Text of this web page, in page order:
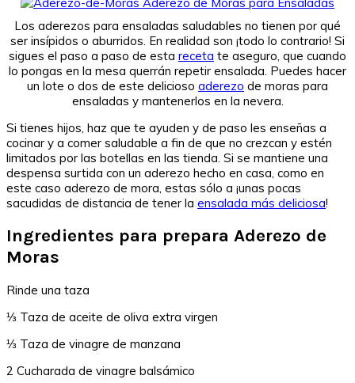
Los aderezos para ensaladas saludables no tienen por qué
ser insípidos o aburridos. En realidad son ¡todo lo contrario! Si
sigues el paso a paso de esta receta te aseguro, que cuando
lo pongas en la mesa querrán repetir ensalada. Puedes hacer
un lote o dos de este delicioso aderezo de moras para
ensaladas y mantenerlos en la nevera.
Si tienes hijos, haz que te ayuden y de paso les enseñas a
cocinar y a comer saludable a fin de que no crezcan y estén
limitados por las botellas en las tienda. Si se mantiene una
despensa surtida con un aderezo hecho en casa, como en
este caso aderezo de mora, estas sólo a ¡unas pocas
sacudidas de distancia de tener la ensalada más deliciosa!
Ingredientes para prepara Aderezo de
Moras
Rinde una taza
⅓ Taza de aceite de oliva extra virgen
⅓ Taza de vinagre de manzana
2 Cucharada de vinagre balsámico